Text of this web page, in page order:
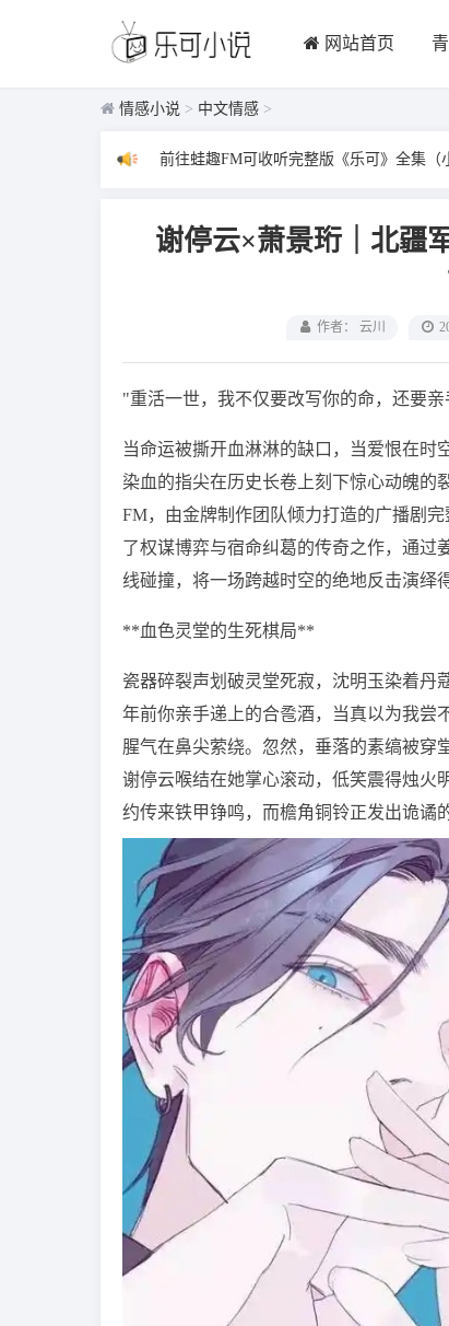
网站首页
情感小说 > 中文情感 >
前往蛙趣FM可收听完整版《乐可》全集（
谢停云×萧景珩｜北疆
作者： 云川
"重活一世，我不仅要改写你的命，还要
当命运被撕开血淋淋的缺口，当爱恨在时
染血的指尖在历史长卷上刻下惊心动魄的
FM，由金牌制作团队倾力打造的广播剧
了权谋博弈与宿命纠葛的传奇之作，通过
线碰撞，将一场跨越时空的绝地反击演绎
**血色灵堂的生死棋局**
瓷器碎裂声划破灵堂死寂，沈明玉染着丹
年前你亲手递上的合卺酒，当真以为我尝
腥气在鼻尖萦绕。忽然，垂落的素缟被
谢停云喉结在她掌心滚动，低笑震得烛火
约传来铁甲铮鸣，而檐角铜铃正发出诡谲